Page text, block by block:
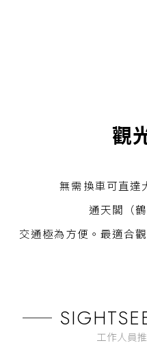
觀
無需換車可直達
通天閣（
交通極為方便。最適合
工作人員